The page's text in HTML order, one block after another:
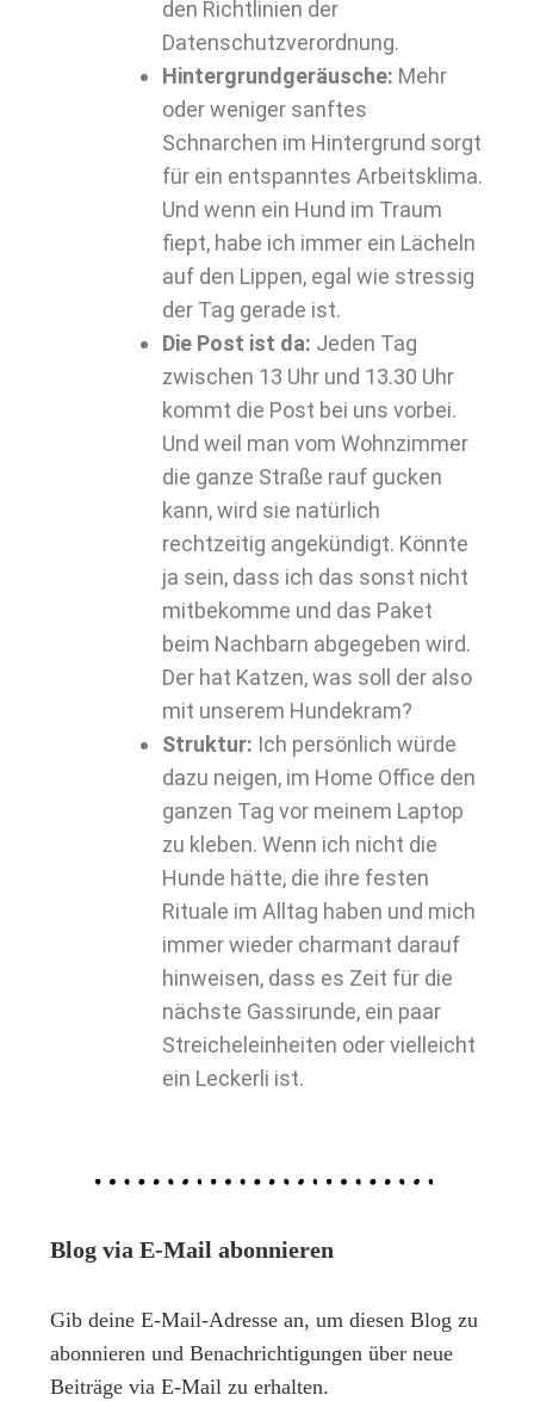
den Richtlinien der
Datenschutzverordnung.
Hintergrundgeräusche: Mehr
oder weniger sanftes
Schnarchen im Hintergrund sorgt
für ein entspanntes Arbeitsklima.
Und wenn ein Hund im Traum
fiept, habe ich immer ein Lächeln
auf den Lippen, egal wie stressig
der Tag gerade ist.
Die Post ist da: Jeden Tag
zwischen 13 Uhr und 13.30 Uhr
kommt die Post bei uns vorbei.
Und weil man vom Wohnzimmer
die ganze Straße rauf gucken
kann, wird sie natürlich
rechtzeitig angekündigt. Könnte
ja sein, dass ich das sonst nicht
mitbekomme und das Paket
beim Nachbarn abgegeben wird.
Der hat Katzen, was soll der also
mit unserem Hundekram?
Struktur: Ich persönlich würde
dazu neigen, im Home Office den
ganzen Tag vor meinem Laptop
zu kleben. Wenn ich nicht die
Hunde hätte, die ihre festen
Rituale im Alltag haben und mich
immer wieder charmant darauf
hinweisen, dass es Zeit für die
nächste Gassirunde, ein paar
Streicheleinheiten oder vielleicht
ein Leckerli ist.
Blog via E-Mail abonnieren
Gib deine E-Mail-Adresse an, um diesen Blog zu
abonnieren und Benachrichtigungen über neue
Beiträge via E-Mail zu erhalten.